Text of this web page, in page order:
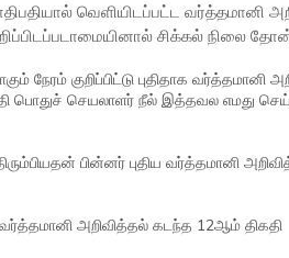
வெளியிடப்பட்ட வர்த்தமானி
சிக்கல் நிலை
குறிப்பிட்டு புதிதாக வர்த்தமானி
பொதுச் செயலாளர் நீல் இத்தவல எமது
பின்னர் புதிய வர்த்தமானி
அறிவித்தல் கடந்த 12ஆம் திகதி